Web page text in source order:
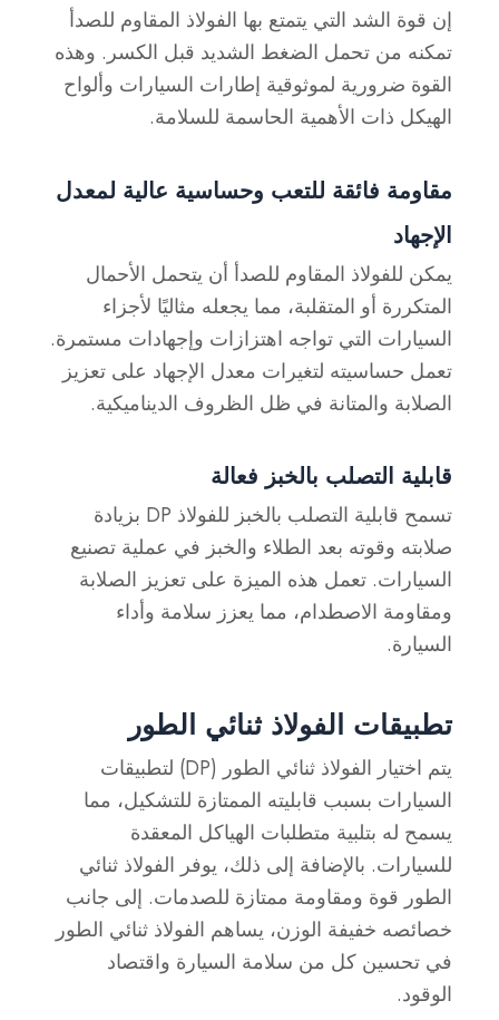
إن قوة الشد التي يتمتع بها الفولاذ المقاوم للصدأ
تمكنه من تحمل الضغط الشديد قبل الكسر. وهذه
القوة ضرورية لموثوقية إطارات السيارات وألواح
الهيكل ذات الأهمية الحاسمة للسلامة.
مقاومة فائقة للتعب وحساسية عالية لمعدل
الإجهاد
يمكن للفولاذ المقاوم للصدأ أن يتحمل الأحمال
المتكررة أو المتقلبة، مما يجعله مثاليًا لأجزاء
السيارات التي تواجه اهتزازات وإجهادات مستمرة.
تعمل حساسيته لتغيرات معدل الإجهاد على تعزيز
الصلابة والمتانة في ظل الظروف الديناميكية.
قابلية التصلب بالخبز فعالة
تسمح قابلية التصلب بالخبز للفولاذ DP بزيادة
صلابته وقوته بعد الطلاء والخبز في عملية تصنيع
السيارات. تعمل هذه الميزة على تعزيز الصلابة
ومقاومة الاصطدام، مما يعزز سلامة وأداء
السيارة.
تطبيقات الفولاذ ثنائي الطور
يتم اختيار الفولاذ ثنائي الطور (DP) لتطبيقات
السيارات بسبب قابليته الممتازة للتشكيل، مما
يسمح له بتلبية متطلبات الهياكل المعقدة
للسيارات. بالإضافة إلى ذلك، يوفر الفولاذ ثنائي
الطور قوة ومقاومة ممتازة للصدمات. إلى جانب
خصائصه خفيفة الوزن، يساهم الفولاذ ثنائي الطور
في تحسين كل من سلامة السيارة واقتصاد
الوقود.